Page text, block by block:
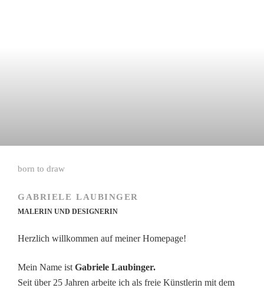
born to draw
GABRIELE LAUBINGER
MALERIN UND DESIGNERIN
Herzlich willkommen auf meiner Homepage!
Mein Name ist Gabriele Laubinger.
Seit über 25 Jahren arbeite ich als freie Künstlerin mit dem